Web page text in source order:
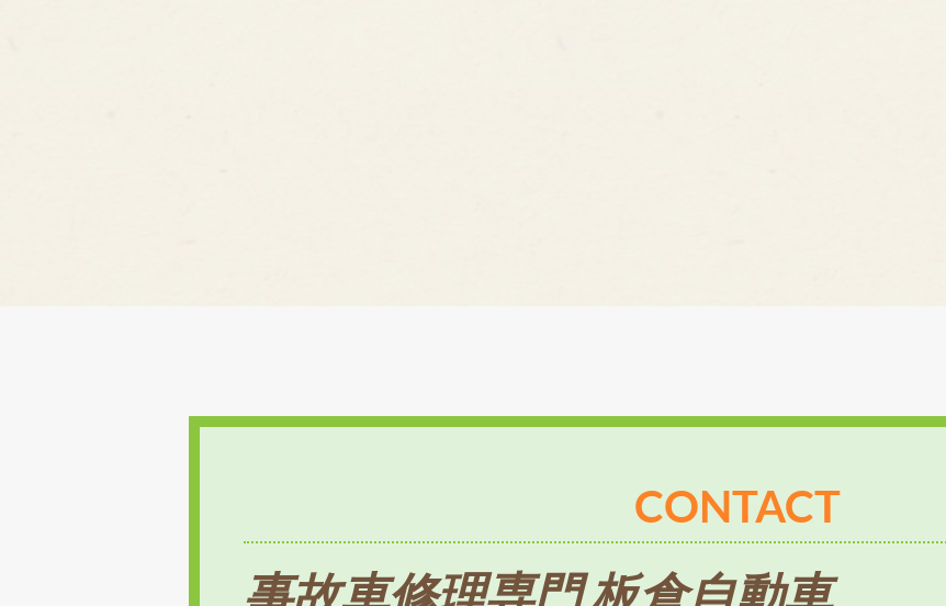
CONTACT
事故車修理専門 板倉自動車